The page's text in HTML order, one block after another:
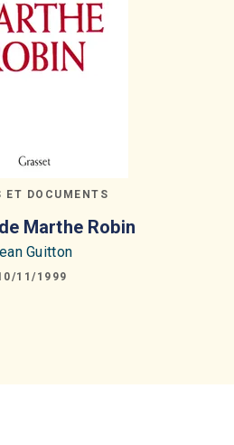
ET DOCUMENTS
Marthe Robin
Guitton
11/1999